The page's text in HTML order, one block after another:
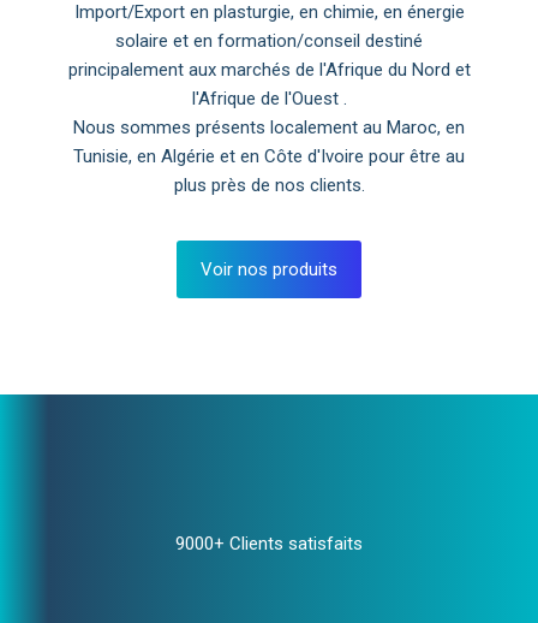
Import/Export en plasturgie, en chimie, en énergie
solaire et en formation/conseil destiné
principalement aux marchés de l'Afrique du Nord et
l'Afrique de l'Ouest .
Nous sommes présents localement au Maroc, en
Tunisie, en Algérie et en Côte d'Ivoire pour être au
plus près de nos clients.
Voir nos produits
9000+ Clients satisfaits